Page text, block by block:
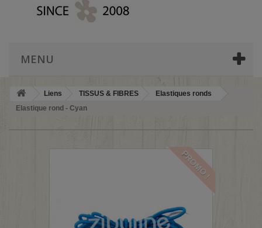
MENU
Liens TISSUS & FIBRES
Elastiques ronds
Elastique rond - Cyan
PROMO !